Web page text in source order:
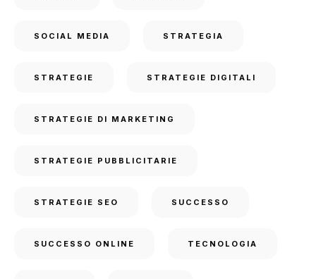
SOCIAL MEDIA STRATEGIA
STRATEGIE STRATEGIE DIGITALI
STRATEGIE DI MARKETING
STRATEGIE PUBBLICITARIE
STRATEGIE SEO SUCCESSO
SUCCESSO ONLINE TECNOLOGIA